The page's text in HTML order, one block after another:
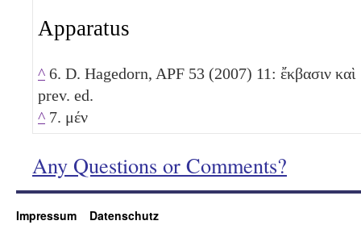
Apparatus
^ 6. D. Hagedorn, APF 53 (2007) 11: ἔκβασιν καὶ
prev. ed.
^ 7. μέν
Any Questions or Comments?
Impressum Datenschutz